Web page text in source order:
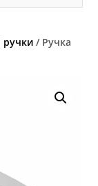
ручки / Ручка